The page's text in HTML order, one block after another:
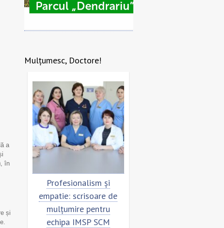
a
în
și
Mulțumesc, Doctore!
Profesionalism și
empatie: scrisoare de
mulțumire pentru
echipa IMSP SCM